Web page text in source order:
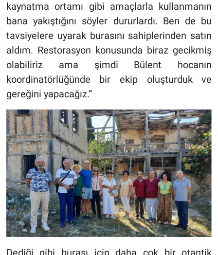
kaynatma ortamı gibi amaçlarla kullanmanın
bana yakıştığını söyler dururlardı. Ben de bu
tavsiyelere uyarak burasını sahiplerinden satın
aldım. Restorasyon konusunda biraz gecikmiş
olabiliriz ama şimdi Bülent hocanın
koordinatörlüğünde bir ekip oluşturduk ve
gereğini yapacağız.”
Dediği gibi burası için daha çok bir otantik